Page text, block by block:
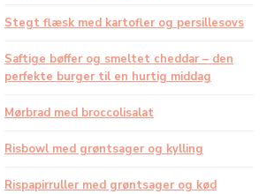
Stegt flæsk med kartofler og persillesovs
Saftige bøffer og smeltet cheddar – den
perfekte burger til en hurtig middag
Mørbrad med broccolisalat
Risbowl med grøntsager og kylling
Rispapirruller med grøntsager og kød